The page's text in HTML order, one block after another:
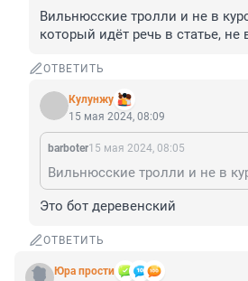
Вильнюсские тролли и не в
который идёт речь в статье, не
ОТВЕТИТЬ
Кулунжу
15 мая 2024, 08:09
barboter15 мая 2024, 08:05
Это бот деревенский
ОТВЕТИТЬ
Юра прости